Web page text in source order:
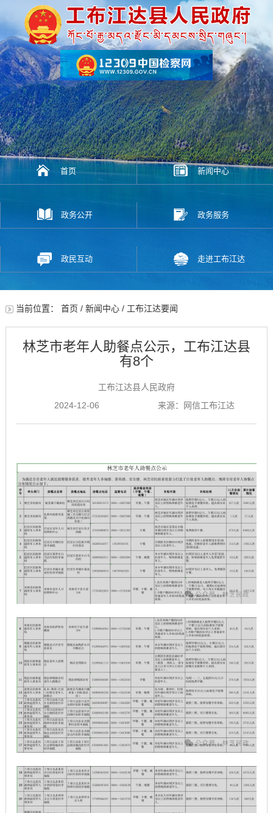
首页 新闻中心
政务公开 政务服务
政民互动 走进工布江达
当前位置： 首页 / 新闻中心/ 工布江达要闻
林芝市老年人助餐点公示，工布江达县
有8个
工布江达县人民政府
2024-12-06
来源：网信工布江达